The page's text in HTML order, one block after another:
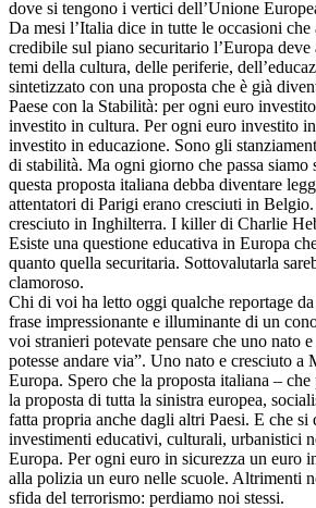
dove si tengono i vertici dell’Unione
Da mesi l’Italia dice in tutte le occasioni che
credibile sul piano securitario l’Europa deve
temi della cultura, delle periferie,
sintetizzato con una proposta che è già
Paese con la Stabilità: per ogni euro
investito in cultura. Per ogni euro investito
investito in educazione. Sono gli
di stabilità. Ma ogni giorno che passa siamo
questa proposta italiana debba diventare
attentatori di Parigi erano cresciuti in
cresciuto in Inghilterra. I killer di Charlie
Esiste una questione educativa in Europa
quanto quella securitaria. Sottovalutarla
clamoroso.
Chi di voi ha letto oggi qualche reportage
frase impressionante e illuminante di un
voi stranieri potevate pensare che uno nato
potesse andare via”. Uno nato e cresciuto a
Europa. Spero che la proposta italiana – che
la proposta di tutta la sinistra europea,
fatta propria anche dagli altri Paesi. E che si
investimenti educativi, culturali, urbanistici
Europa. Per ogni euro in sicurezza un euro
alla polizia un euro nelle scuole. Altrimenti
sfida del terrorismo: perdiamo noi stessi.